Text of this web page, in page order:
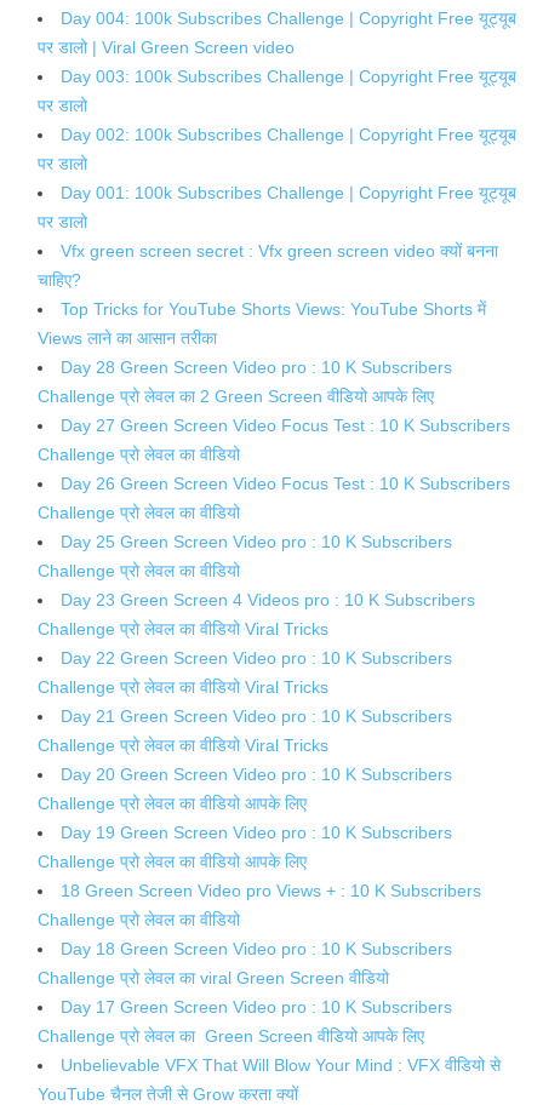
Day 004: 100k Subscribes Challenge | Copyright Free यूट्यूब
पर डालो | Viral Green Screen video
Day 003: 100k Subscribes Challenge | Copyright Free यूट्यूब
पर डालो
Day 002: 100k Subscribes Challenge | Copyright Free यूट्यूब
पर डालो
Day 001: 100k Subscribes Challenge | Copyright Free यूट्यूब
पर डालो
Vfx green screen secret : Vfx green screen video क्यों बनना
चाहिए?
Top Tricks for YouTube Shorts Views: YouTube Shorts में
Views लाने का आसान तरीका
Day 28 Green Screen Video pro : 10 K Subscribers
Challenge प्रो लेवल का 2 Green Screen वीडियो आपके लिए
Day 27 Green Screen Video Focus Test : 10 K Subscribers
Challenge प्रो लेवल का वीडियो
Day 26 Green Screen Video Focus Test : 10 K Subscribers
Challenge प्रो लेवल का वीडियो
Day 25 Green Screen Video pro : 10 K Subscribers
Challenge प्रो लेवल का वीडियो
Day 23 Green Screen 4 Videos pro : 10 K Subscribers
Challenge प्रो लेवल का वीडियो Viral Tricks
Day 22 Green Screen Video pro : 10 K Subscribers
Challenge प्रो लेवल का वीडियो Viral Tricks
Day 21 Green Screen Video pro : 10 K Subscribers
Challenge प्रो लेवल का वीडियो Viral Tricks
Day 20 Green Screen Video pro : 10 K Subscribers
Challenge प्रो लेवल का वीडियो आपके लिए
Day 19 Green Screen Video pro : 10 K Subscribers
Challenge प्रो लेवल का वीडियो आपके लिए
18 Green Screen Video pro Views + : 10 K Subscribers
Challenge प्रो लेवल का वीडियो
Day 18 Green Screen Video pro : 10 K Subscribers
Challenge प्रो लेवल का viral Green Screen वीडियो
Day 17 Green Screen Video pro : 10 K Subscribers
Challenge प्रो लेवल का Green Screen वीडियो आपके लिए
Unbelievable VFX That Will Blow Your Mind : VFX वीडियो से
YouTube चैनल तेजी से Grow करता क्यों